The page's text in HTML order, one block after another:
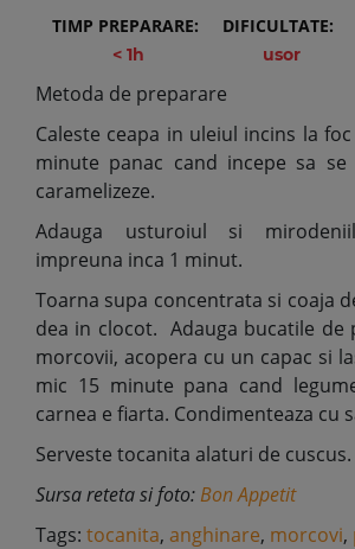
TIMP PREPARARE:
< 1h
DIFICULTATE:
usor
Metoda de preparare
Caleste ceapa in uleiul incins la
minute panac cand incepe sa
caramelizeze.
Adauga usturoiul si
impreuna inca 1 minut.
Toarna supa concentrata si coaja
dea in clocot. Adauga bucatile de
morcovii, acopera cu un capac si
mic 15 minute pana cand
carnea e fiarta. Condimenteaza cu
Serveste tocanita alaturi de cuscus.
Sursa reteta si foto:Bon Appetit
Tags: tocanita, anghinare, morcovi,